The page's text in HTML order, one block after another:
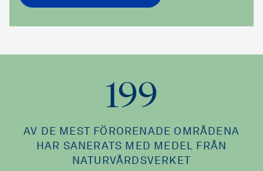
199
AV DE MEST FÖRORENADE OMRÅDENA
HAR SANERATS MED MEDEL FRÅN
NATURVÅRDSVERKET